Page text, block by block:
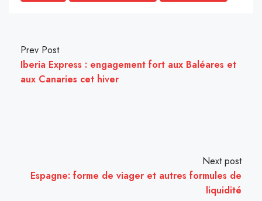
Prev Post
Iberia Express : engagement fort aux Baléares et
aux Canaries cet hiver
Next post
Espagne: forme de viager et autres formules de
liquidité